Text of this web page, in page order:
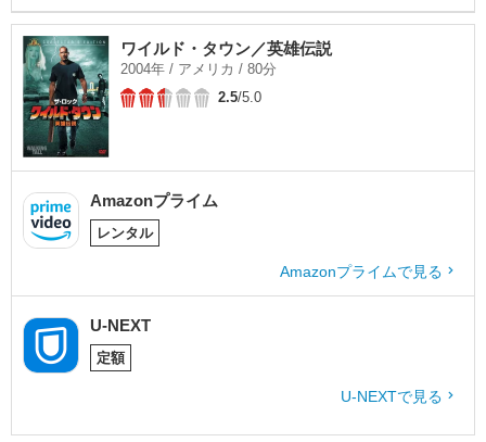
ワイルド・タウン／英雄伝説
2004年 / アメリカ / 80分
2.5/5.0
Amazonプライム
レンタル
Amazonプライムで見る
U-NEXT
定額
U-NEXTで見る